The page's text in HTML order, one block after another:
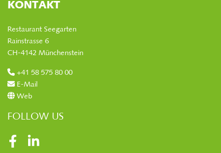
KONTAKT
Restaurant Seegarten
Rainstrasse 6
CH-4142 Münchenstein
+41 58 575 80 00
E-Mail
Web
FOLLOW US
FacebookLinkedIn